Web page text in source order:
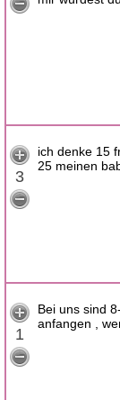
3
ich denke 15
25 meinen
1
Bei uns sind
anfangen ,